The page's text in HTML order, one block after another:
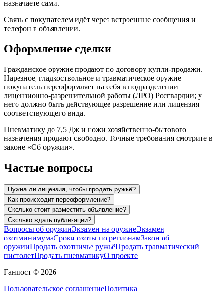
назначаете сами.
Связь с покупателем идёт через встроенные сообщения и
телефон в объявлении.
Оформление сделки
Гражданское оружие продают по договору купли-продажи.
Нарезное, гладкоствольное и травматическое оружие
покупатель переоформляет на себя в подразделении
лицензионно-разрешительной работы (ЛРО) Росгвардии; у
него должно быть действующее разрешение или лицензия
соответствующего вида.
Пневматику до 7,5 Дж и ножи хозяйственно-бытового
назначения продают свободно. Точные требования смотрите в
законе «Об оружии».
Частые вопросы
Нужна ли лицензия, чтобы продать ружьё?
Как происходит переоформление?
Сколько стоит разместить объявление?
Сколько ждать публикации?
Вопросы об оружииЭкзамен на оружиеЭкзамен
охотминимумаСроки охоты по регионамЗакон об
оружииПродать охотничье ружьёПродать травматический
пистолетПродать пневматикуО проекте
Ганпост © 2026
Пользовательское соглашениеПолитика